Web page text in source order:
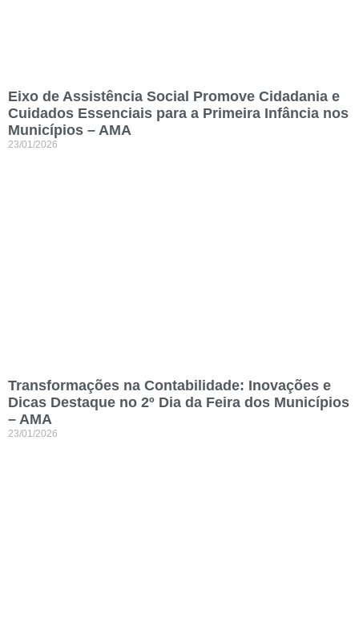
Eixo de Assistência Social Promove Cidadania e
Cuidados Essenciais para a Primeira Infância nos
Municípios – AMA
23/01/2026
Transformações na Contabilidade: Inovações e
Dicas Destaque no 2º Dia da Feira dos Municípios
– AMA
23/01/2026